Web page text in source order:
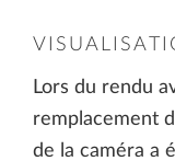
Lors du rendu
remplacement
de la caméra a